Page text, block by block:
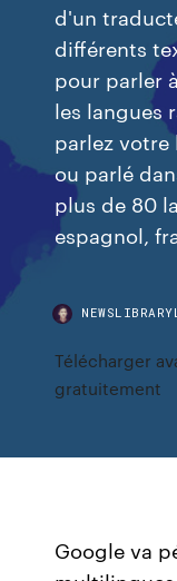
d'un
différents
pour parler
les langues
parlez
ou parlé
plus de 80
espagnol,
Télécharger
gratuitement
Google va